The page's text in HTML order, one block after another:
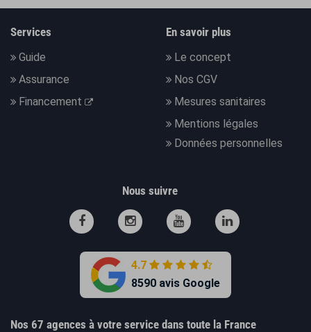
Services
Guide
Assurance
Financement
En savoir plus
Le concept
Nos CGV
Mesures sanitaires
Mentions légales
Données personnelles
Nous suivre
4.7
8590 avis Google
Nos 67 agences à votre service dans toute la France